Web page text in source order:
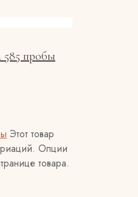
585 пробы
Этот товар
Опции
товара.